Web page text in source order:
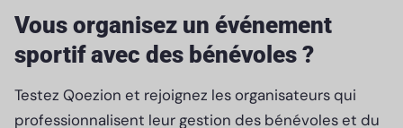
Vous organisez un événement
sportif avec des bénévoles ?
Testez Qoezion et rejoignez les organisateurs qui
professionnalisent leur gestion des bénévoles et du